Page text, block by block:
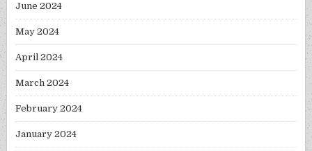
June 2024
May 2024
April 2024
March 2024
February 2024
January 2024